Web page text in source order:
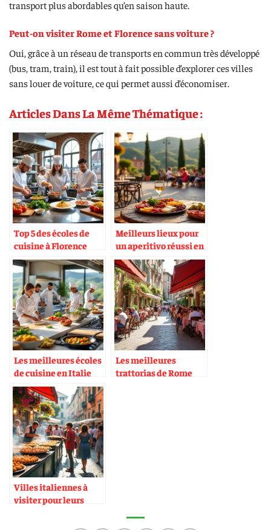
transport plus abordables qu’en saison haute.
Peut-on visiter Rome et Florence sans voiture ?
Oui, grâce à un réseau de transports en commun très développé
(bus, tram, train), il est tout à fait possible d’explorer ces villes
sans louer de voiture, ce qui permet aussi d’économiser.
Articles Dans La Même Thématique :
Top 5 des écoles de
cuisine à Florence
Meilleurs lieux pour
un aperitivo réussi en
Italie
Les meilleures écoles
de cuisine en Italie
Les meilleures
trattorias de Rome
Villes italiennes à
visiter pour leurs